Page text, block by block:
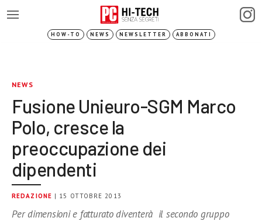
HOW-TO NEWS NEWSLETTER ABBONATI
NEWS
Fusione Unieuro-SGM Marco
Polo, cresce la
preoccupazione dei
dipendenti
REDAZIONE | 15 OTTOBRE 2013
Per dimensioni e fatturato diventerà il secondo gruppo